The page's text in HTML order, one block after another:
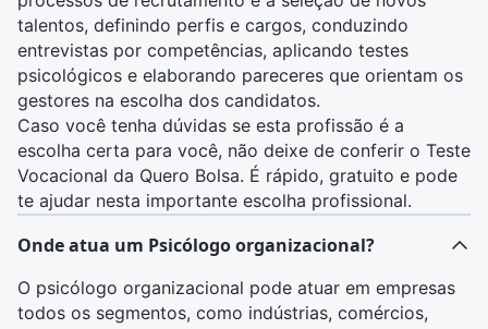
talentos, definindo perfis e cargos, conduzindo
entrevistas por competências, aplicando testes
psicológicos e elaborando pareceres que orientam os
gestores na escolha dos candidatos.
Caso você tenha dúvidas se esta profissão é a
escolha certa para você, não deixe de conferir o Teste
Vocacional da Quero Bolsa. É rápido, gratuito e pode
te ajudar nesta importante escolha profissional.
Onde atua um Psicólogo organizacional?
O psicólogo organizacional pode atuar em empresas
todos os segmentos, como indústrias, comércios,